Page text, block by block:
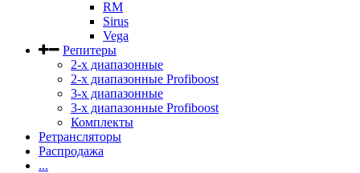
RM
Sirus
Vega
Репитеры
2-х диапазонные
2-х диапазонные Profiboost
3-х диапазонные
3-х диапазонные Profiboost
Комплекты
Ретрансляторы
Распродажа
...